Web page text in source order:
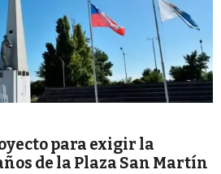
para exigir la
de la Plaza San Martín